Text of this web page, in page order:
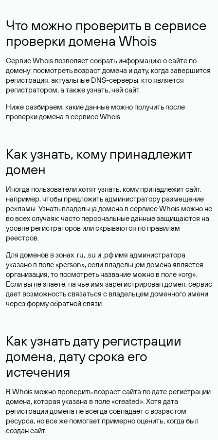
Что можно проверить в сервисе
проверки домена Whois
Сервис Whois позволяет собрать информацию о сайте по
домену: посмотреть возраст домена и дату, когда завершится
регистрация, актуальные DNS-серверы, кто является
регистратором, а также узнать, чей сайт.
Ниже разбираем, какие данные можно получить после
проверки домена в сервисе Whois.
Как узнать, кому принадлежит
домен
Иногда пользователи хотят узнать, кому принадлежит сайт,
например, чтобы предложить администратору размещение
рекламы. Узнать владельца домена в сервисе Whois можно не
во всех случаях: часто персональные данныезащищаются на
уровне регистраторов или скрываются по правилам
реестров.
Для доменов в зонах .ru, .su и .рф имя администратора
указано в поле «person», если владельцем домена является
организация, то посмотреть название можно в поле «org».
Если вы не знаете, на чье имя зарегистрирован домен, сервис
дает возможность связаться с владельцем доменного имени
через форму обратной связи.
Как узнать дату регистрации
домена, дату срока его
истечения
В Whois можно проверить возраст сайта по дате регистрации
домена, которая указана в поле «created». Хотя дата
регистрации домена не всегда совпадает с возрастом
ресурса, но все же помогает примерно оценить, когда был
создан сайт.